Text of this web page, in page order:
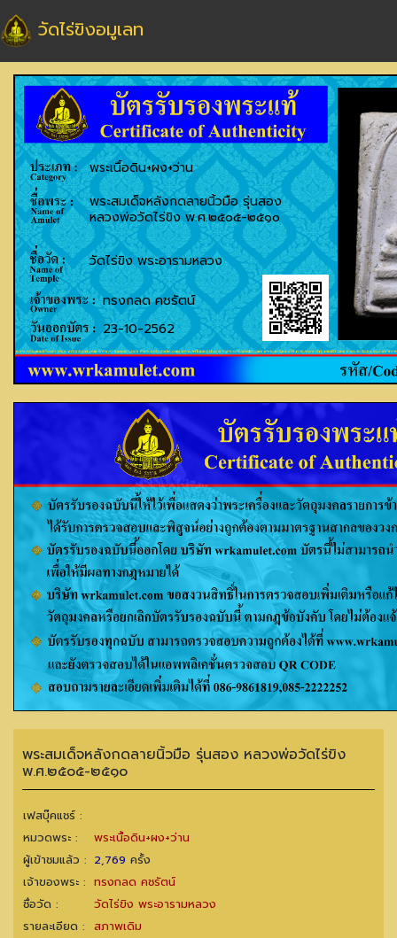
วัดไร่ขิงอมูเลท
พระเนื้อดิน+ผง+ว่าน
พระสมเด็จหลังกดลายนิ้วมือ รุ่นสอง
หลวงพ่อวัดไร่ขิง พ.ศ.๒๕๐๕-๒๕๑๐
วัดไร่ขิง พระอารามหลวง
ทรงกลด คชรัตน์
23-10-2562
พระสมเด็จหลังกดลายนิ้วมือ รุ่นสอง หลวงพ่อวัดไร่ขิง
พ.ศ.๒๕๐๕-๒๕๑๐
เฟสบุ๊คแชร์ :
หมวดพระ :
พระเนื้อดิน+ผง+ว่าน
ผู้เข้าชมแล้ว : 2,769 ครั้ง
เจ้าของพระ : ทรงกลด คชรัตน์
ชื่อวัด :
วัดไร่ขิง พระอารามหลวง
รายละเอียด : สภาพเดิม